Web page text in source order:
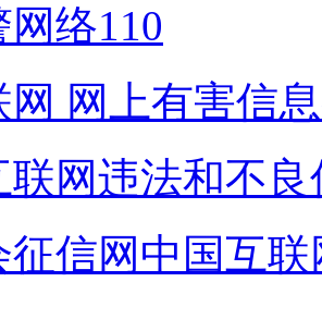
网络110
网上有害信
联网违法和不
征信网 中国互